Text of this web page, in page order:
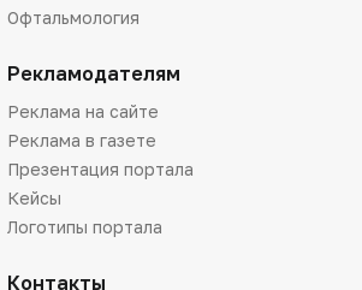
Офтальмология
Рекламодателям
Реклама на сайте
Реклама в газете
Презентация портала
Кейсы
Логотипы портала
Контакты